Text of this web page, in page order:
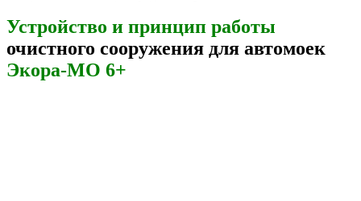
Устройство и принцип работы
очистного сооружения для автомоек
Экора-МО 6+